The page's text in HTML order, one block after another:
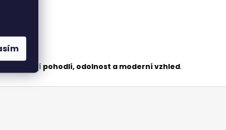
Spojují pohodlí, odolnost a moderní vzhled.